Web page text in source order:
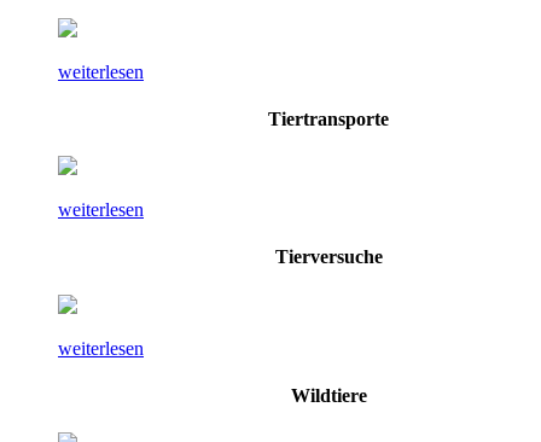
weiterlesen
Tiertransporte
weiterlesen
Tierversuche
weiterlesen
Wildtiere